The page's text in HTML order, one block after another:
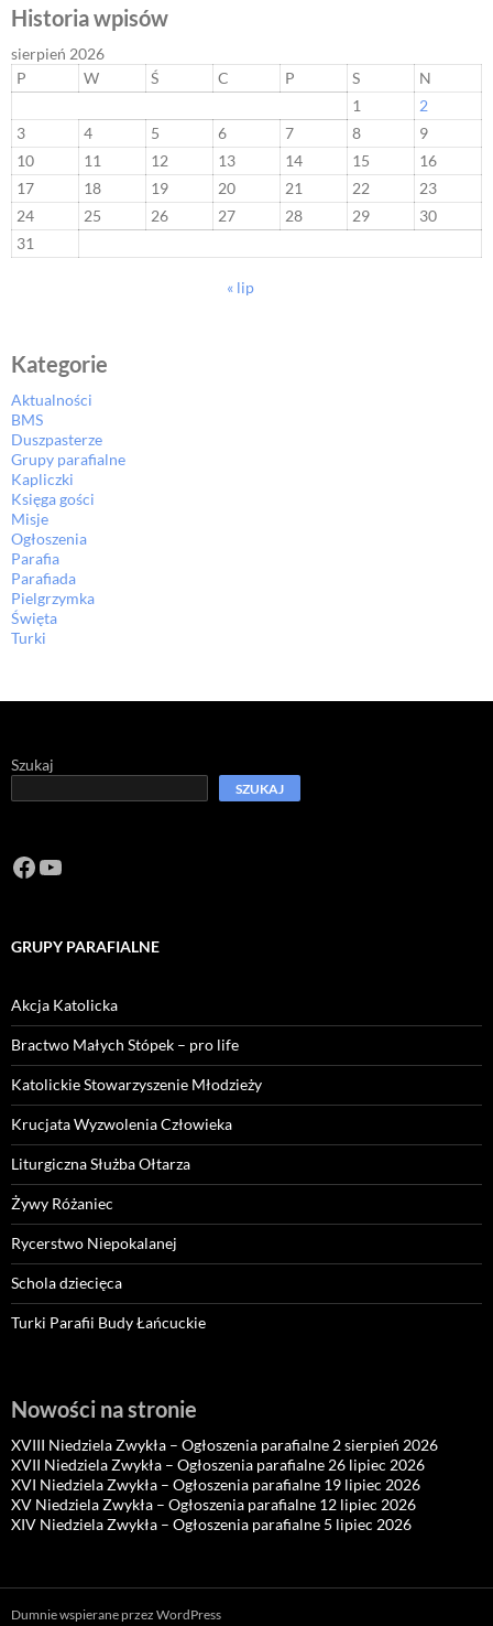
Historia wpisów
sierpień 2026
P
W Ś C P S
N
1
2
3
4 5 6 7 8
9
10
11 12 13 14 15
16
17
18 19 20 21 22
23
24
25 26 27 28 29
30
31
« lip
Kategorie
Aktualności
BMS
Duszpasterze
Grupy parafialne
Kapliczki
Księga gości
Misje
Ogłoszenia
Parafia
Parafiada
Pielgrzymka
Święta
Turki
Szukaj
SZUKAJ
Facebook
https://www.youtube.com/channel/
GRUPY PARAFIALNE
Akcja Katolicka
Bractwo Małych Stópek – pro life
Katolickie Stowarzyszenie Młodzieży
Krucjata Wyzwolenia Człowieka
Liturgiczna Służba Ołtarza
Żywy Różaniec
Rycerstwo Niepokalanej
Schola dziecięca
Turki Parafii Budy Łańcuckie
Nowości na stronie
XVIII Niedziela Zwykła – Ogłoszenia parafialne 2 sierpień 2026
XVII Niedziela Zwykła – Ogłoszenia parafialne 26 lipiec 2026
XVI Niedziela Zwykła – Ogłoszenia parafialne 19 lipiec 2026
XV Niedziela Zwykła – Ogłoszenia parafialne 12 lipiec 2026
XIV Niedziela Zwykła – Ogłoszenia parafialne 5 lipiec 2026
Dumnie wspierane przez WordPress